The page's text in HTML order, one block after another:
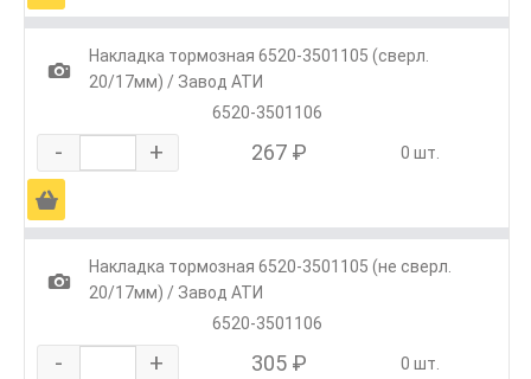
1
Накладка тормозная 6520-3501105 (сверл.
20/17мм) / Завод АТИ
6520-3501106
- + 267 ₽ 0 шт.
Ä
1
Накладка тормозная 6520-3501105 (не сверл.
20/17мм) / Завод АТИ
6520-3501106
- + 305 ₽ 0 шт.